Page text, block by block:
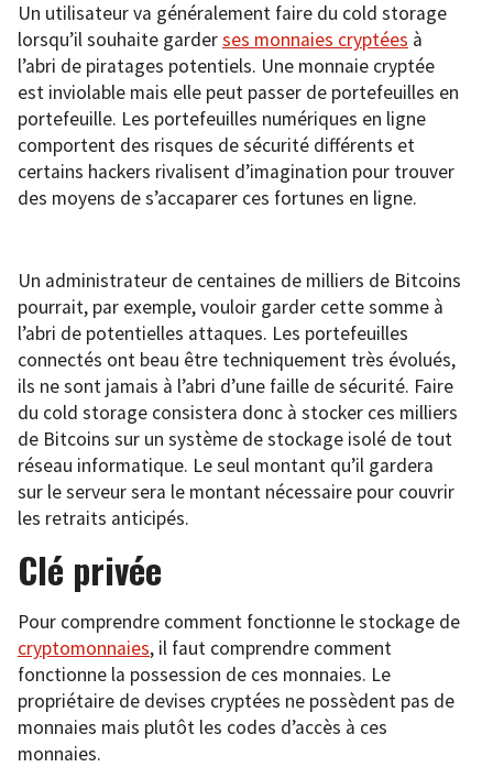
Un utilisateur va généralement faire du cold storage
lorsqu’il souhaite garderses monnaies cryptées à
l’abri de piratages potentiels. Une monnaie cryptée
est inviolable mais elle peut passer de portefeuilles en
portefeuille. Les portefeuilles numériques en ligne
comportent des risques de sécurité différents et
certains hackers rivalisent d’imagination pour trouver
des moyens de s’accaparer ces fortunes en ligne.
Un administrateur de centaines de milliers de Bitcoins
pourrait, par exemple, vouloir garder cette somme à
l’abri de potentielles attaques. Les portefeuilles
connectés ont beau être techniquement très évolués,
ils ne sont jamais à l’abri d’une faille de sécurité. Faire
du cold storage consistera donc à stocker ces milliers
de Bitcoins sur un système de stockage isolé de tout
réseau informatique. Le seul montant qu’il gardera
sur le serveur sera le montant nécessaire pour couvrir
les retraits anticipés.
Clé privée
Pour comprendre comment fonctionne le stockage de
cryptomonnaies, il faut comprendre comment
fonctionne la possession de ces monnaies. Le
propriétaire de devises cryptées ne possèdent pas de
monnaies mais plutôt les codes d’accès à ces
monnaies.